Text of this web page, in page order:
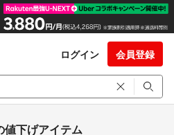
ログイン 会員登録
値下げアイテム